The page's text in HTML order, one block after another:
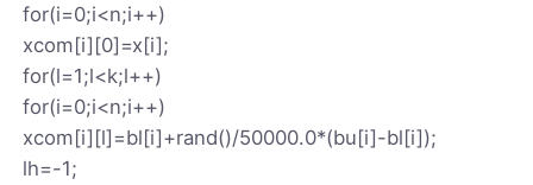
for(i=0;i<n;i++)
xcom[i][0]=x[i];
for(l=1;l<k;l++)
for(i=0;i<n;i++)
xcom[i][l]=bl[i]+rand()/50000.0*(bu[i]-bl[i]);
lh=-1;